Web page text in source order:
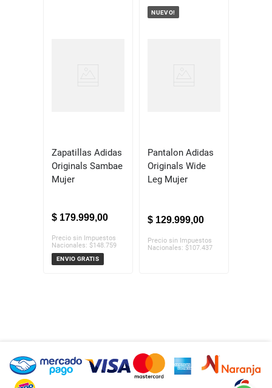
Zapatillas Adidas
Originals Sambae
Mujer
$ 179.999,00
Precio sin Impuestos
Nacionales: $148.759
ENVIO GRATIS
NUEVO!
Pantalon Adidas
Originals Wide
Leg Mujer
$ 129.999,00
Precio sin Impuestos
Nacionales: $107.437